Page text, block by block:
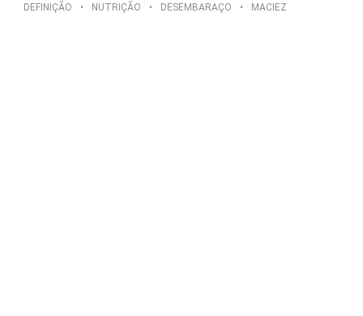
DEFINIÇÃO • NUTRIÇÃO • DESEMBARAÇO • MACIEZ